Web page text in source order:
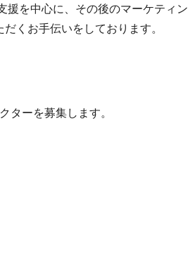
援を中心に、その後のマーケティン
くお手伝いをしております。
ターを募集します。